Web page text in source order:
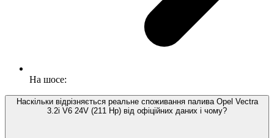
На шосе:
Наскільки відрізняється реальне споживання палива Opel Vectra
3.2i V6 24V (211 Hp) від офіційних даних і чому?